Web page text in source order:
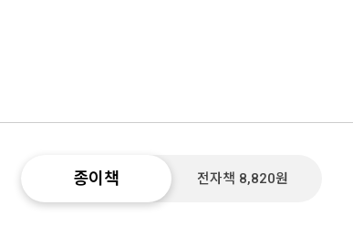
종이책 전자책 8,820원